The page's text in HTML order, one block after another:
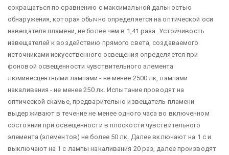
сокращаться по сравнению с максимальной дальностью
обнаружения, которая обычно определяется на оптической оси
извещателя пламени, не более чем в 1,41 раза. Устойчивость
извещателей к воздействию прямого света, создаваемого
источниками искусственного освещения определяется при
фоновой освещенности чувствительного элемента
люминесцентными лампами - не менее 2500 лк, лампами
накаливания - не менее 250 лк. Испытание проводят на
оптической скамье, предварительно извещатель пламени
выдерживают в течение не менее одного часа во включенном
состоянии при освещенности в плоскости чувствительного
элемента (элементов) не более 50 лк. Далее включают на 1 с и
выключают на 1 с лампы накаливания 20 раз, далее производят